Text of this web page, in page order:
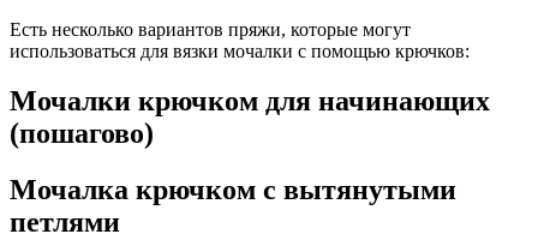
Есть несколько вариантов пряжи, которые могут
использоваться для вязки мочалки с помощью крючков:
Мочалки крючком для начинающих
(пошагово)
Мочалка крючком с вытянутыми
петлями